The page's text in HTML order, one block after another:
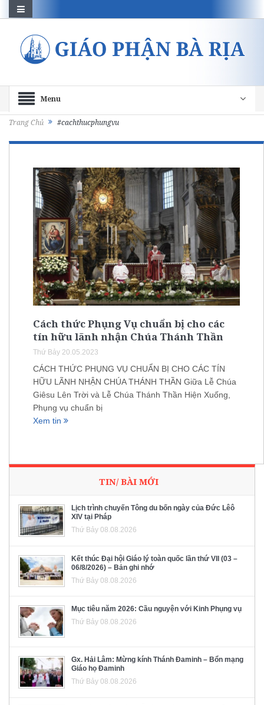
Menu
Trang Chủ #cachthucphungvu
Cách thức Phụng Vụ chuẩn bị cho các
tín hữu lãnh nhận Chúa Thánh Thần
Thứ Bảy 20.05.2023
CÁCH THỨC PHỤNG VỤ CHUẨN BỊ CHO CÁC TÍN
HỮU LÃNH NHẬN CHÚA THÁNH THẦN Giữa Lễ Chúa
Giêsu Lên Trời và Lễ Chúa Thánh Thần Hiện Xuống,
Phụng vụ chuẩn bị
Xem tin
TIN/ BÀI MỚI
Lịch trình chuyến Tông du bốn ngày của Đức Lêô
XIV tại Pháp
Thứ Bảy 08.08.2026
Kết thúc Đại hội Giáo lý toàn quốc lần thứ VII (03 –
06/8/2026) – Bản ghi nhớ
Thứ Bảy 08.08.2026
Mục tiêu năm 2026: Cầu nguyện với Kinh Phụng vụ
Thứ Bảy 08.08.2026
Gx. Hải Lâm: Mừng kính Thánh Đaminh – Bổn mạng
Giáo họ Đaminh
Thứ Bảy 08.08.2026